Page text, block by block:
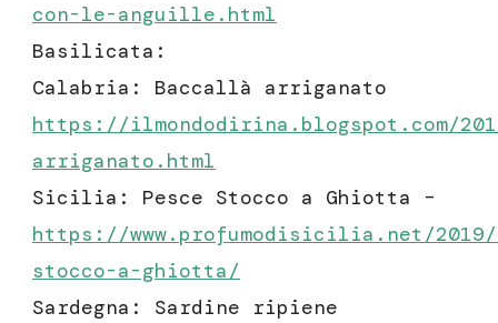
con-le-anguille.html
Basilicata:
Calabria: Baccallà arriganato
https://ilmondodirina.blogspot.com/
arriganato.html
Sicilia: Pesce Stocco a Ghiotta –
https://www.profumodisicilia.net/2019/
stocco-a-ghiotta/
Sardegna: Sardine ripiene